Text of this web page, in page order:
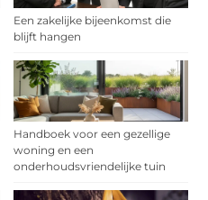
Een zakelijke bijeenkomst die
blijft hangen
Handboek voor een gezellige
woning en een
onderhoudsvriendelijke tuin